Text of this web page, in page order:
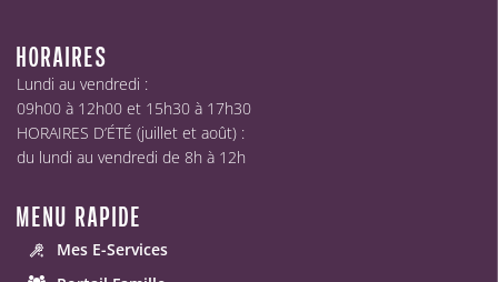
HORAIRES
Lundi au vendredi :
09h00 à 12h00 et 15h30 à 17h30
HORAIRES D’ÉTÉ (juillet et août) :
du lundi au vendredi de 8h à 12h
MENU RAPIDE
Mes E-Services